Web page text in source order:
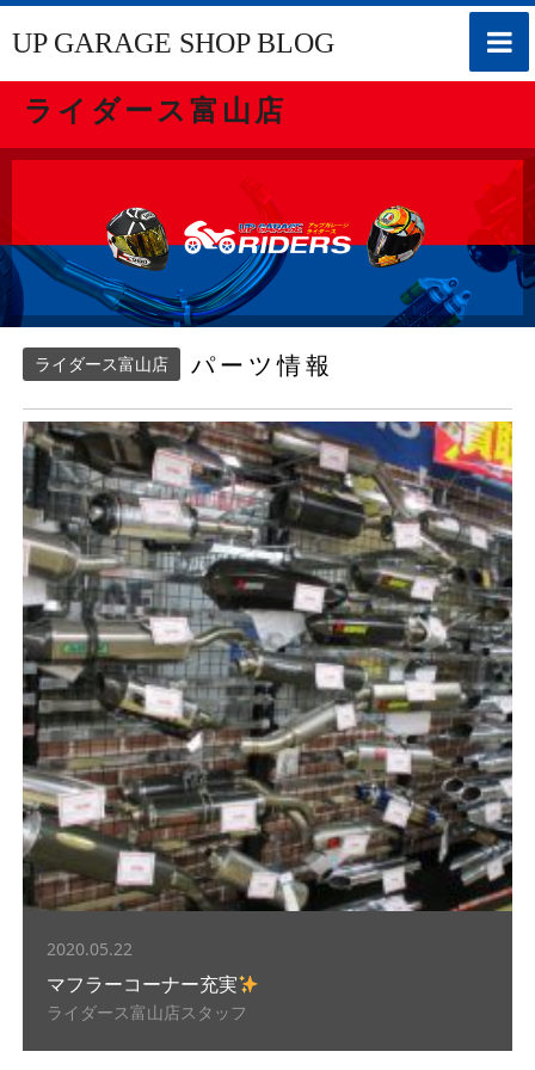
toggle
UP GARAGE SHOP BLOG
ライダース富山店
ライダース富山店 パーツ情報
2020.05.22
マフラーコーナー充実
ライダース富山店スタッフ